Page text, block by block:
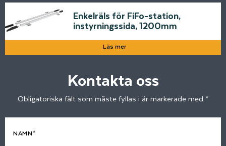
Enkelräls för FiFo-station,
instyrningssida, 1200mm
Läs mer
Kontakta oss
Obligatoriska fält som måste fyllas i är markerade med *
NAMN*